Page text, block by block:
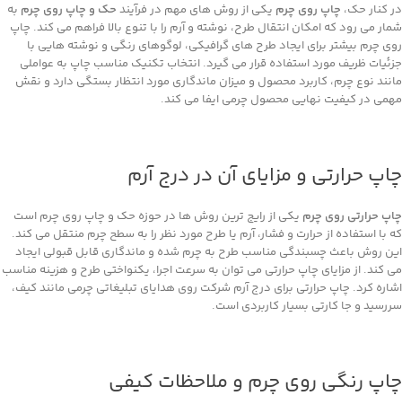
در کنار حک، چاپ روی چرم یکی از روش ‌های مهم در فرآیند حک و چاپ روی چرم به
شمار می‌ رود که امکان انتقال طرح، نوشته و آرم را با تنوع بالا فراهم می ‌کند. چاپ
روی چرم بیشتر برای ایجاد طرح‌ های گرافیکی، لوگوهای رنگی و نوشته ‌هایی با
جزئیات ظریف مورد استفاده قرار می ‌گیرد. انتخاب تکنیک مناسب چاپ به عواملی
مانند نوع چرم، کاربرد محصول و میزان ماندگاری مورد انتظار بستگی دارد و نقش
مهمی در کیفیت نهایی محصول چرمی ایفا می ‌کند.
چاپ حرارتی و مزایای آن در درج آرم
چاپ حرارتی روی چرم یکی از رایج ‌ترین روش‌ ها در حوزه حک و چاپ روی چرم است
که با استفاده از حرارت و فشار، آرم یا طرح مورد نظر را به سطح چرم منتقل می ‌کند.
این روش باعث چسبندگی مناسب طرح به چرم شده و ماندگاری قابل قبولی ایجاد
می ‌کند. از مزایای چاپ حرارتی می ‌توان به سرعت اجرا، یکنواختی طرح و هزینه مناسب
اشاره کرد. چاپ حرارتی برای درج آرم شرکت روی هدایای تبلیغاتی چرمی مانند کیف،
سررسید و جا کارتی بسیار کاربردی است.
چاپ رنگی روی چرم و ملاحظات کیفی